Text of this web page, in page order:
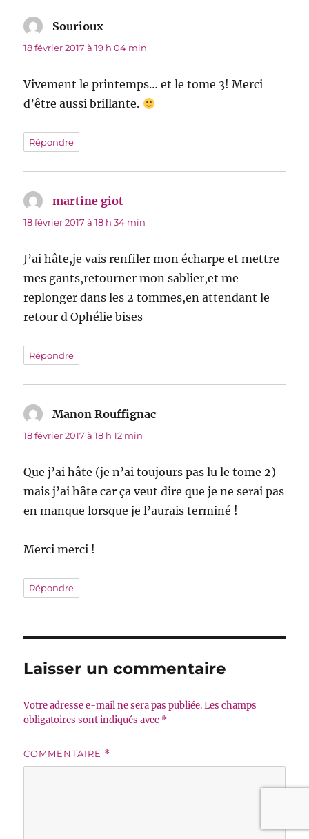
Sourioux
18 février 2017 à 19 h 04 min
Vivement le printemps… et le tome 3! Merci
d’être aussi brillante.
Répondre
martine giot
18 février 2017 à 18 h 34 min
J’ai hâte,je vais renfiler mon écharpe et mettre
mes gants,retourner mon sablier,et me
replonger dans les 2 tommes,en attendant le
retour d Ophélie bises
Répondre
Manon Rouffignac
18 février 2017 à 18 h 12 min
Que j’ai hâte (je n’ai toujours pas lu le tome 2)
mais j’ai hâte car ça veut dire que je ne serai pas
en manque lorsque je l’aurais terminé !
Merci merci !
Répondre
Laisser un commentaire
Votre adresse e-mail ne sera pas publiée. Les champs
obligatoires sont indiqués avec *
COMMENTAIRE *